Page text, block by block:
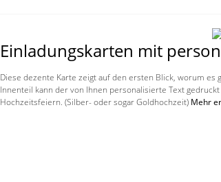
Einladungskarten mit
Diese dezente Karte zeigt auf den ersten Blick, worum
Innenteil kann der von Ihnen personalisierte Text
Hochzeitsfeiern. (Silber- oder sogar Goldhochzeit) Mehr